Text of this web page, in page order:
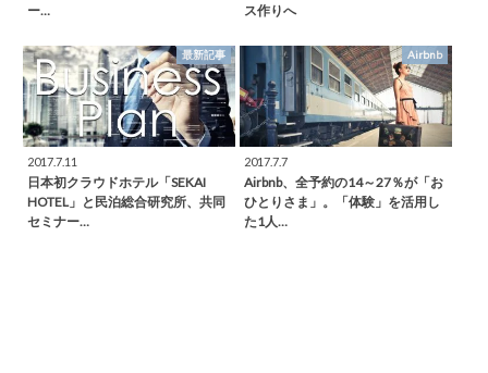
ー…
ス作りへ
最新記事
2017.7.11
日本初クラウドホテル「SEKAI
HOTEL」と民泊総合研究所、共同
セミナー…
Airbnb
2017.7.7
Airbnb、全予約の14～27％が「お
ひとりさま」。「体験」を活用し
た1人…